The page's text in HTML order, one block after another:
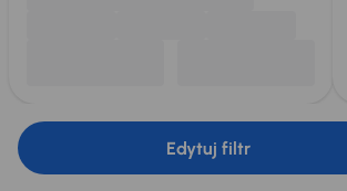
Edytuj filtr